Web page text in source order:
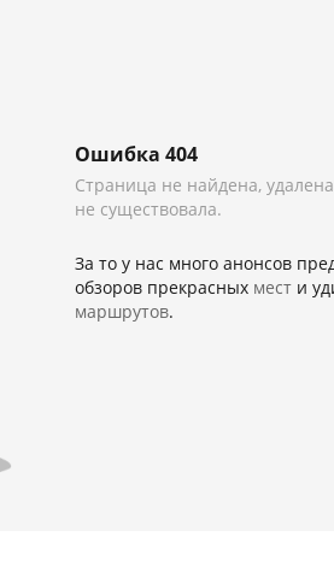
Ошибка 404
Страница не найдена,
не существовала.
За то у нас много анонсов
обзоров прекрасных мест и
маршрутов.